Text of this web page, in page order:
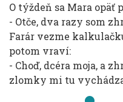
O týždeň sa Mara opäť
- Otče, dva razy som
Farár vezme
potom vraví:
- Choď, dcéra moja, a
zlomky mi tu